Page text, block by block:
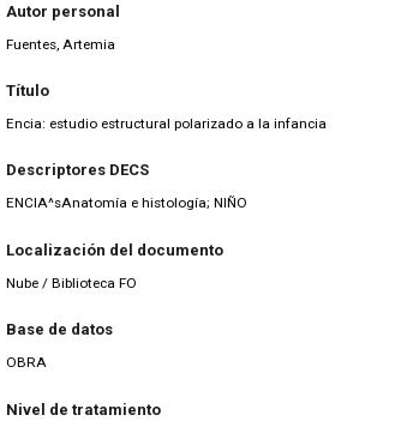
Autor personal
Fuentes, Artemia
Título
Encia: estudio estructural polarizado a la infancia
Descriptores DECS
ENCIA^sAnatomía e histología; NIÑO
Localización del documento
Nube / Biblioteca FO
Base de datos
OBRA
Nivel de tratamiento